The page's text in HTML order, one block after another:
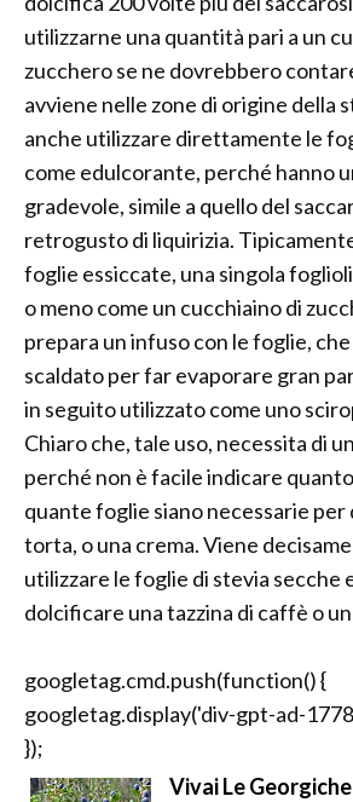
utilizzarne una quantità pari a un
zucchero se ne dovrebbero
avviene nelle zone di origine della
anche utilizzare direttamente le
come edulcorante, perché hanno
gradevole, simile a quello del
retrogusto di liquirizia.
foglie essiccate, una singola
o meno come un cucchiaino di
prepara un infuso con le foglie,
scaldato per far evaporare gran
in seguito utilizzato come uno
Chiaro che, tale uso, necessita di
perché non è facile indicare
quante foglie siano necessarie
torta, o una crema. Viene
utilizzare le foglie di stevia secche
dolcificare una tazzina di caffè o
googletag.cmd.push(function() {
googletag.display('div-gpt-ad-
});
Vivai Le